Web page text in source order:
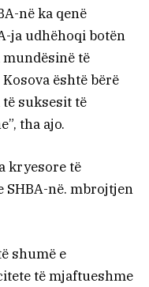
në ka qenë
ja udhëhoqi botën
mundësinë të
është bërë
suksesit të
tha ajo.
kryesore të
në. mbrojtjen
shumë e
të mjaftueshme